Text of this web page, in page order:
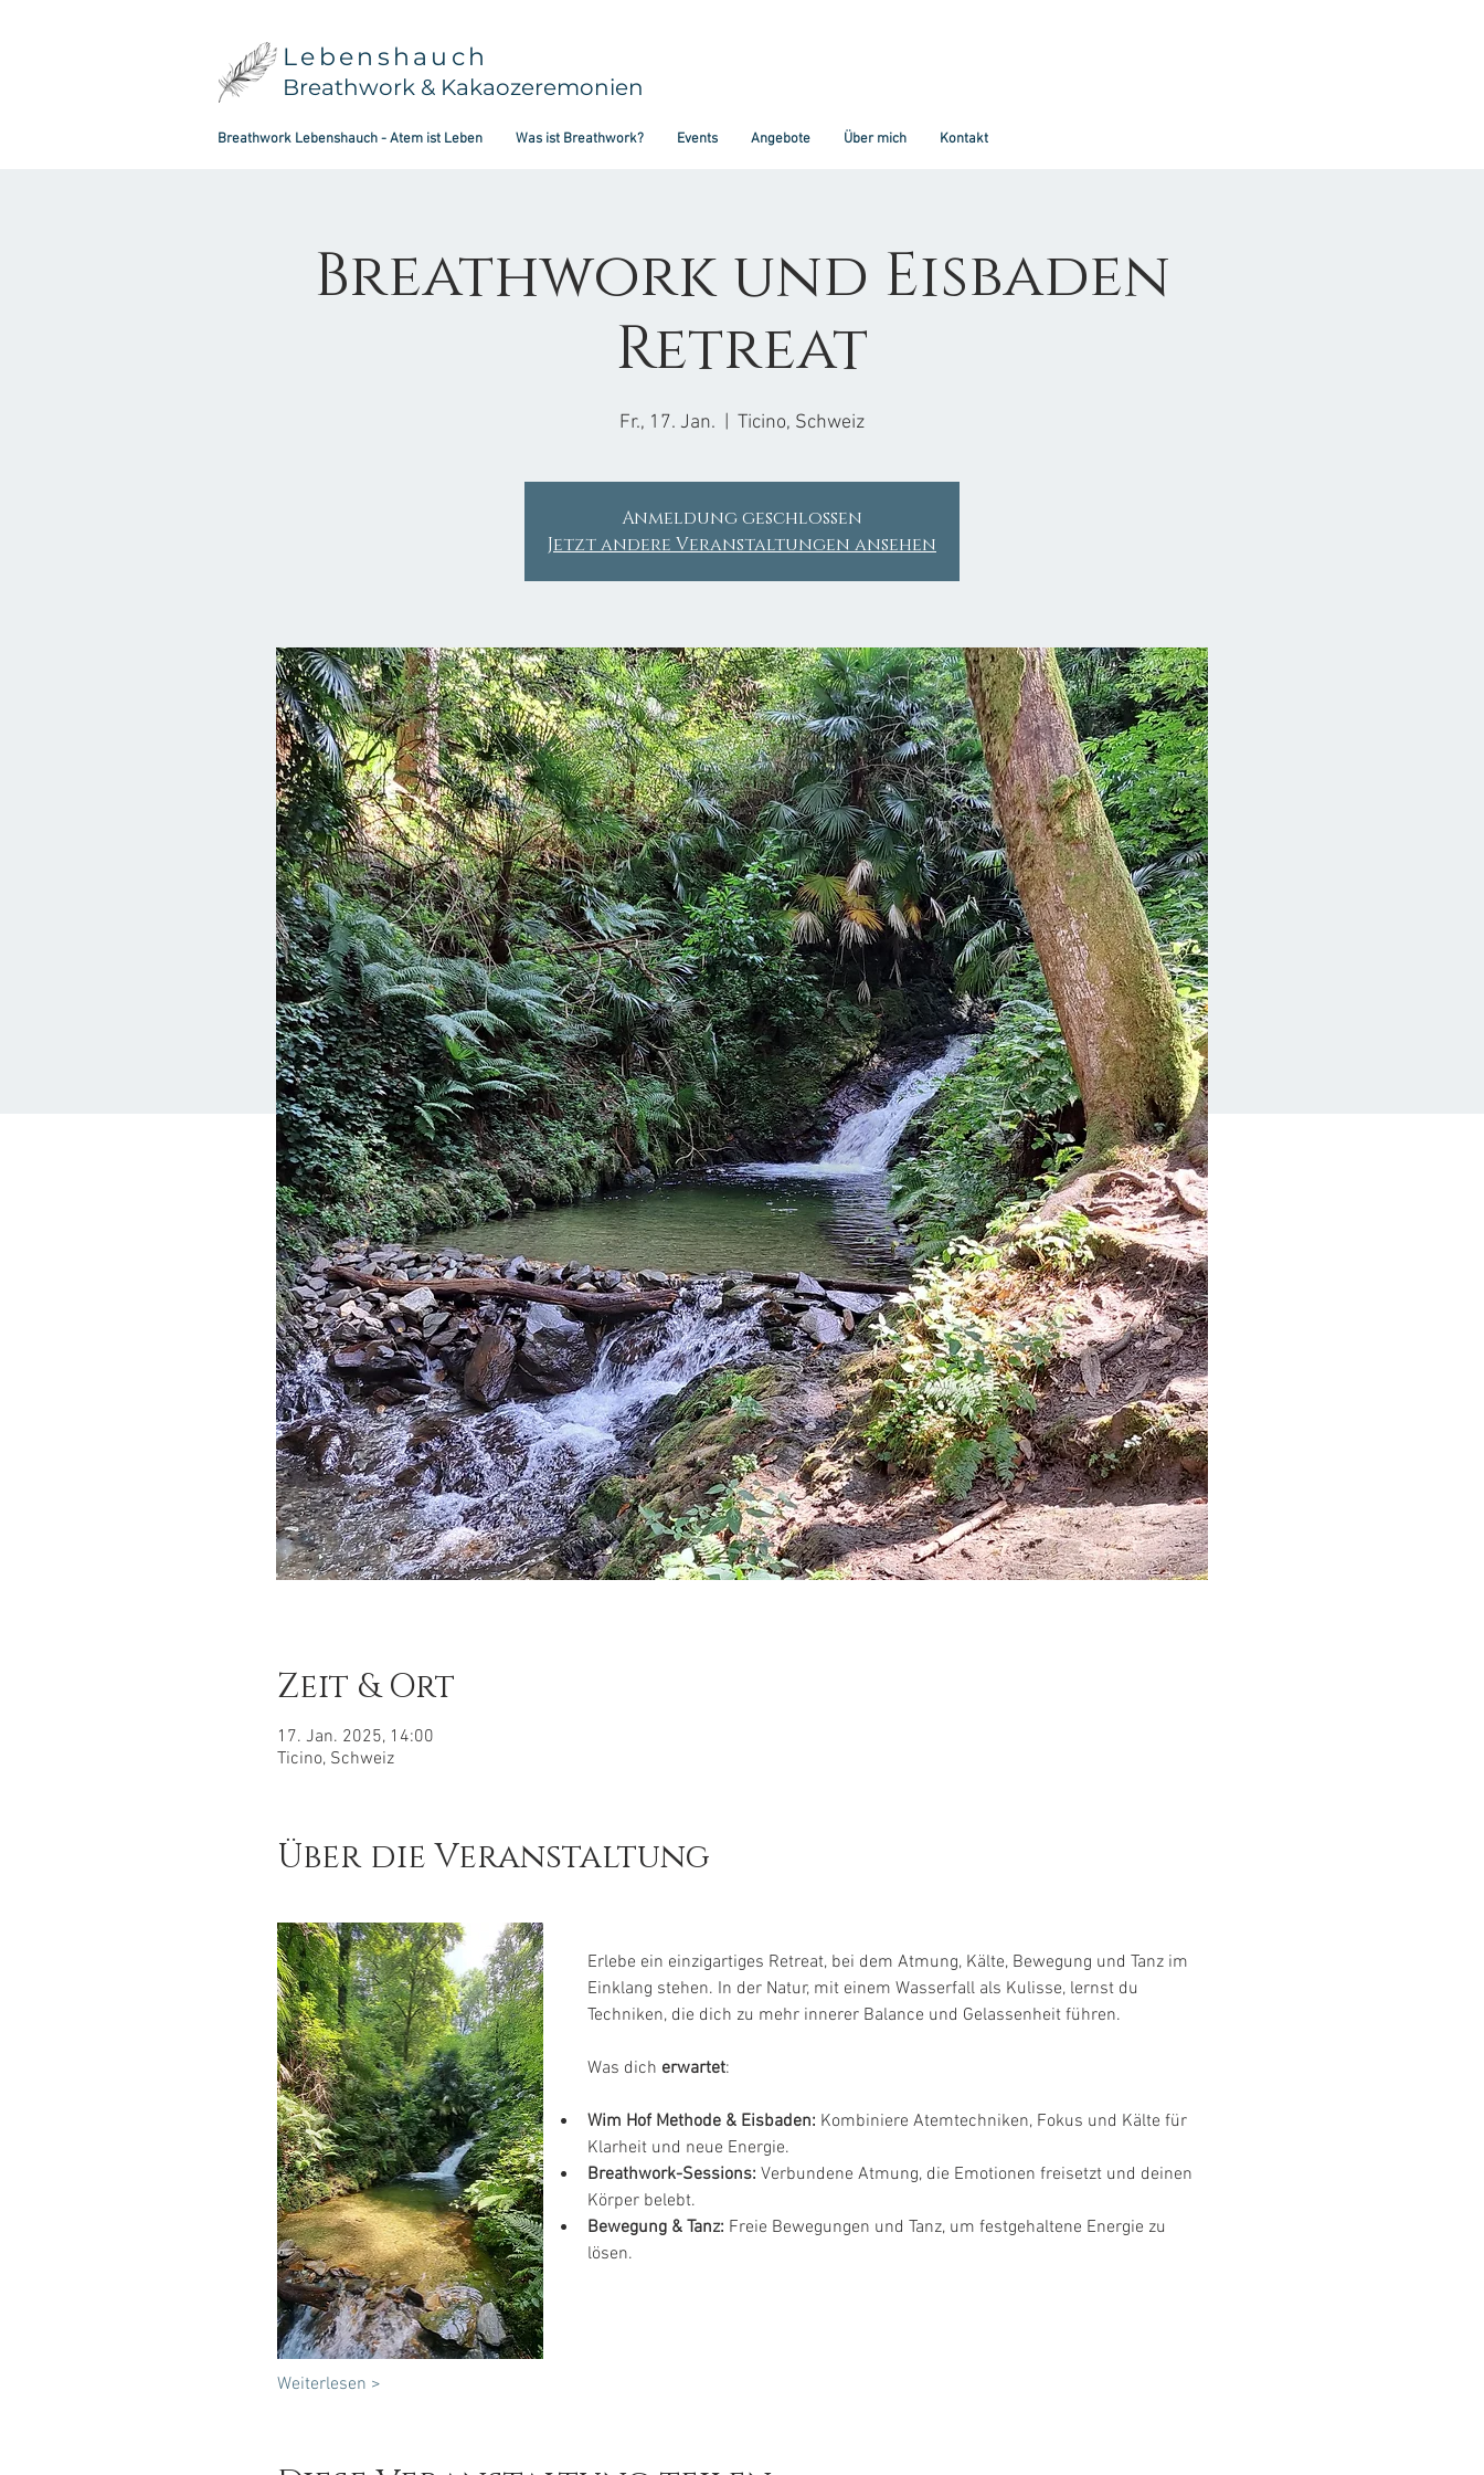
Lebenshauch
Breathwork & Kakaozeremonien
Breathwork Lebenshauch - Atem ist Leben Was ist Breathwork? Events Angebote Über mich Kontakt
Breathwork und Eisbaden
Retreat
Fr., 17. Jan. Ticino, Schweiz
Anmeldung geschlossen
Jetzt andere Veranstaltungen ansehen
Zeit & Ort
17. Jan. 2025, 14:00
Ticino, Schweiz
Über die Veranstaltung
Erlebe ein einzigartiges Retreat, bei dem Atmung, Kälte, Bewegung und Tanz im
Einklang stehen. In der Natur, mit einem Wasserfall als Kulisse, lernst du
Techniken, die dich zu mehr innerer Balance und Gelassenheit führen.
Was dich erwartet:
Wim Hof Methode & Eisbaden: Kombiniere Atemtechniken, Fokus und Kälte für
Klarheit und neue Energie.
Breathwork-Sessions: Verbundene Atmung, die Emotionen freisetzt und deinen
Körper belebt.
Bewegung & Tanz: Freie Bewegungen und Tanz, um festgehaltene Energie zu
lösen.
Weiterlesen >